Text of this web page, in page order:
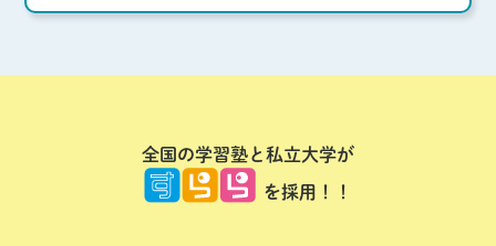
全国の学習塾と私立大学が
を採用！！